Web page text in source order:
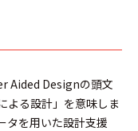
Aided Designの頭文
よる設計」を意味しま
タを用いた設計支援